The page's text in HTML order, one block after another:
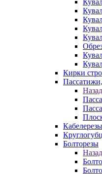
Кирки
Назад
Кабелерезы
Болторезы
Назад